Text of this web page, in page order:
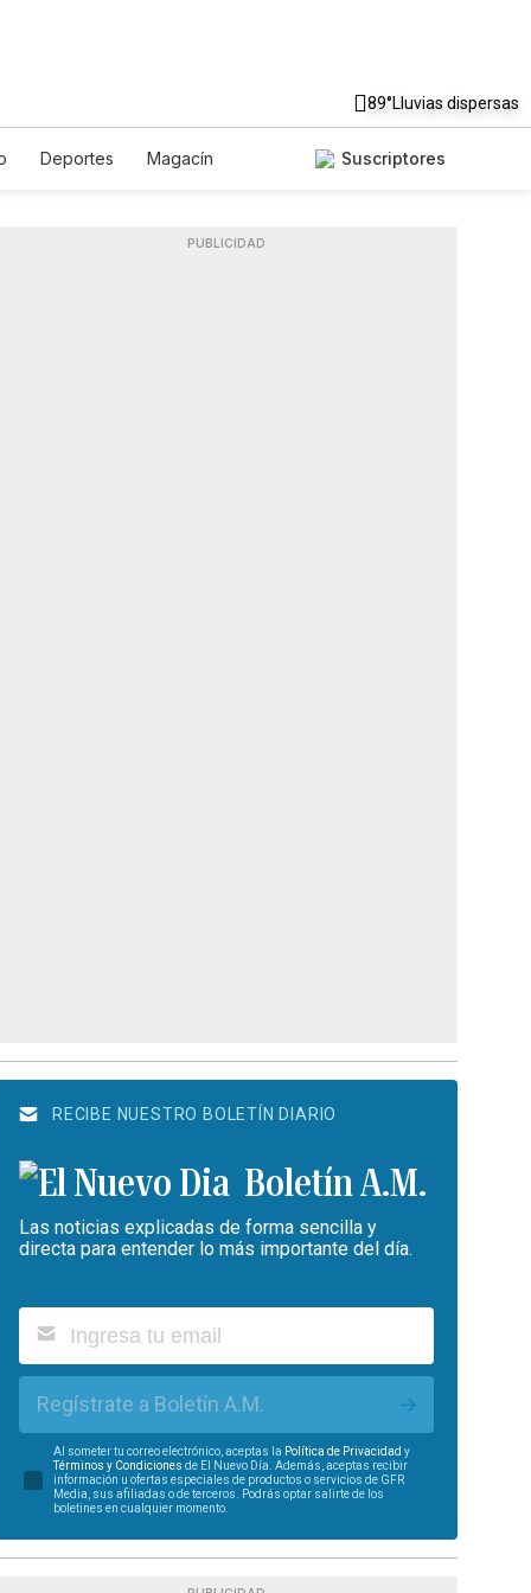
89°Lluvias dispersas
Deportes
Magacín
Suscriptores
PUBLICIDAD
RECIBE NUESTRO BOLETÍN DIARIO
Boletín A.M.
Las noticias explicadas de forma sencilla y
directa para entender lo más importante del día.
Regístrate a Boletín A.M.
Al someter tu correo electrónico, aceptas la Política de Privacidad y
Términos y Condiciones de El Nuevo Día. Además, aceptas recibir
información u ofertas especiales de productos o servicios de GFR
Media, sus afiliadas o de terceros. Podrás optar salirte de los
boletines en cualquier momento.